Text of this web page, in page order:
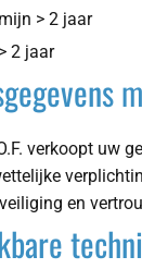
> 2 jaar
2 jaar
verkoopt uw
en